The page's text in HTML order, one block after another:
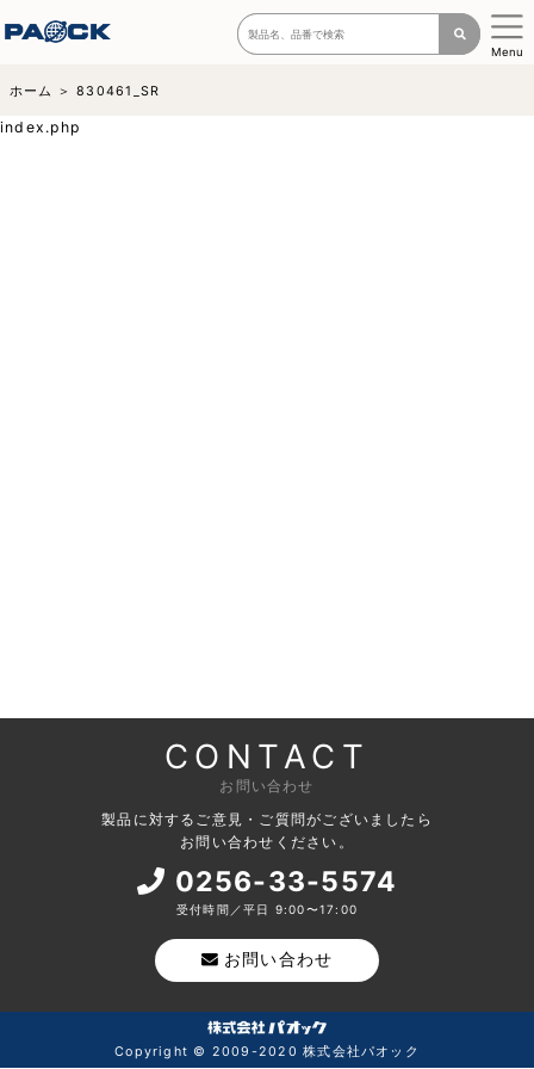
Menu
ホーム 830461_SR
index.php
CONTACT
お問い合わせ
製品に対するご意見・ご質問がございましたら
お問い合わせください。
0256-33-5574
受付時間／平日 9:00〜17:00
お問い合わせ
Copyright © 2009-2020 株式会社パオック